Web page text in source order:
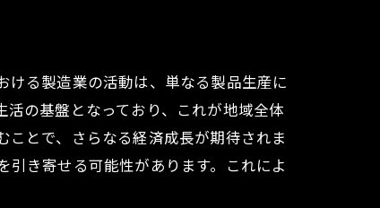
る製造業の活動は、単なる製品生産に
の基盤となっており、これが地域全体
とで、さらなる経済成長が期待されま
き寄せる可能性があります。これによ